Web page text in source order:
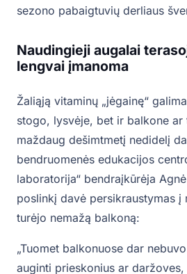
sezono pabaigtuvių derliaus
Naudingieji augalai
lengvai įmanoma
Žaliąją vitaminų „jėgainę“
stogo, lysvėje, bet ir balkone ar
maždaug dešimtmetį nedidelį
bendruomenės edukacijos
laboratorija“ bendraįkūrėja
poslinkį davė persikraustymas į
turėjo nemažą balkoną:
„Tuomet balkonuose dar
auginti prieskonius ar